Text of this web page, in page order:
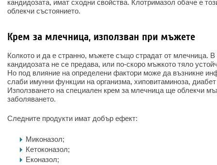
кандидозата, имат сходни свойства. Клотримазол обаче е
облекчи състоянието.
Крем за млечница, използван при мъжете
Колкото и да е странно, мъжете също страдат от млечница. В
кандидозата не се предава, или по-скоро мъжкото тяло
Но под влияние на определени фактори може да възникне
слаби имунни функции на организма, хиповитаминоза,
Използването на специален крем за млечница ще облекчи
заболяването.
Следните продукти имат добър ефект:
Миконазол;
Кетоконазол;
Еконазол;